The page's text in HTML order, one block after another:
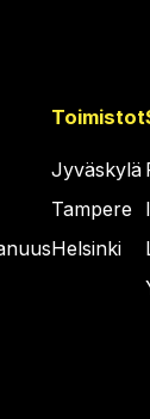
Toimistot
Jyväskylä
Tampere
Helsinki